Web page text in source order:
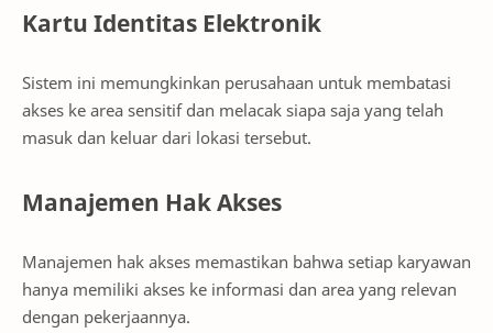
Kartu Identitas Elektronik
Sistem ini memungkinkan perusahaan untuk membatasi
akses ke area sensitif dan melacak siapa saja yang telah
masuk dan keluar dari lokasi tersebut.
Manajemen Hak Akses
Manajemen hak akses memastikan bahwa setiap karyawan
hanya memiliki akses ke informasi dan area yang relevan
dengan pekerjaannya.